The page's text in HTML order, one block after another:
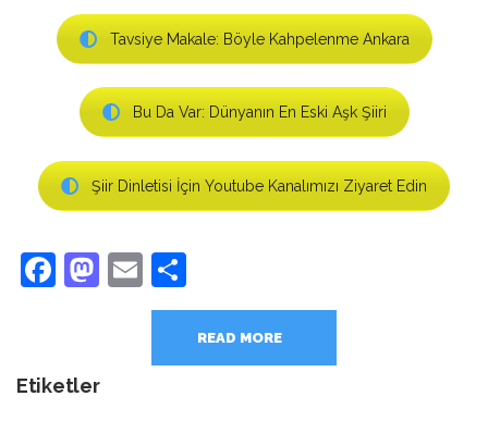
Tavsiye Makale: Böyle Kahpelenme Ankara
Bu Da Var: Dünyanın En Eski Aşk Şiiri
Şiir Dinletisi İçin Youtube Kanalımızı Ziyaret Edin
Facebook
Mastodon
Email
READ MORE
Etiketler